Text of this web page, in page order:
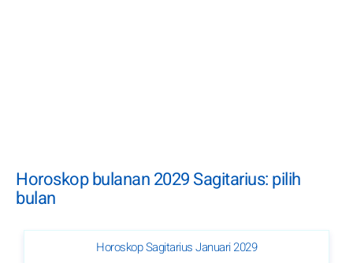
Horoskop bulanan 2029 Sagitarius: pilih
bulan
Horoskop Sagitarius Januari 2029